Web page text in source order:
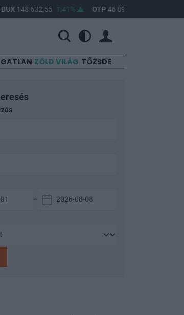
148 632,55 1,41% OTP 46 890 2,16%
ZÖLD VILÁG TŐZSDE
–